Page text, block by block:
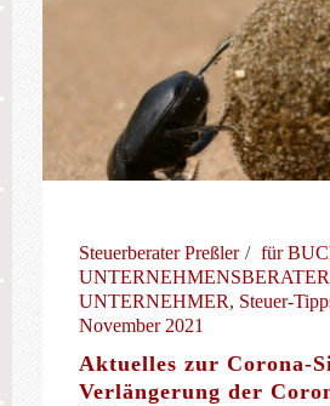
Steuerberater Preßler
für
UNTERNEHMENSBERATER
UNTERNEHMER, Steuer-
November 2021
Aktuelles zur Corona-
Verlängerung der